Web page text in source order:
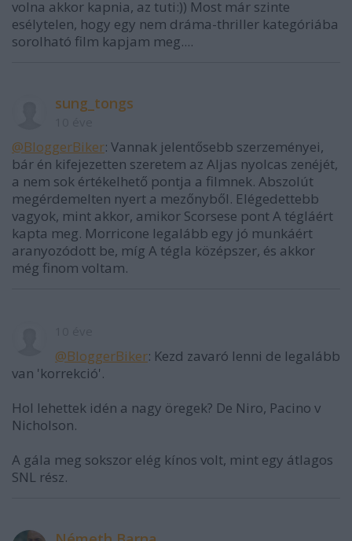
volna akkor kapnia, az tuti:)) Most már szinte
esélytelen, hogy egy nem dráma-thriller kategóriába
sorolható film kapjam meg....
sung_tongs
@BloggerBiker: Vannak jelentősebb szerzeményei,
bár én kifejezetten szeretem az Aljas nyolcas zenéjét,
a nem sok értékelhető pontja a filmnek. Abszolút
megérdemelten nyert a mezőnyből. Elégedettebb
vagyok, mint akkor, amikor Scorsese pont A tégláért
kapta meg. Morricone legalább egy jó munkáért
aranyozódott be, míg A tégla középszer, és akkor
még finom voltam.
@BloggerBiker: Kezd zavaró lenni de legalább
van 'korrekció'.
Hol lehettek idén a nagy öregek? De Niro, Pacino v
Nicholson.
A gála meg sokszor elég kínos volt, mint egy átlagos
SNL rész.